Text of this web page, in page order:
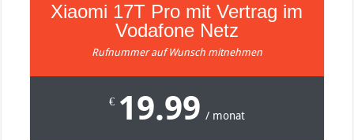
Xiaomi 17T Pro mit Vertrag im
Vodafone Netz
Rufnummer auf Wunsch mitnehmen
€ 19.99 / monat